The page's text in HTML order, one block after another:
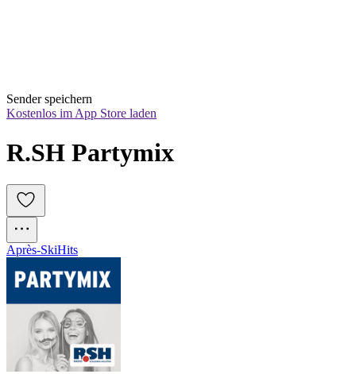
Sender speichern
Kostenlos im App Store laden
R.SH Partymix
Après-SkiHits